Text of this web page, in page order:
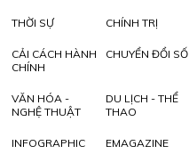
THỜI SỰ CHÍNH TRỊ
CẢI CÁCH HÀNH
CHÍNH
CHUYỂN ĐỔI SỐ
VĂN HÓA -
NGHỆ THUẬT
DU LỊCH - THỂ
THAO
INFOGRAPHIC EMAGAZINE